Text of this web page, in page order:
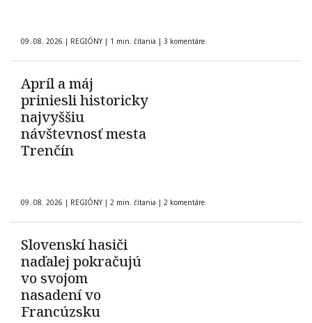
09. 08. 2026 | REGIÓNY | 1 min. čítania | 3 komentáre
Apríl a máj
priniesli historicky
najvyššiu
návštevnosť mesta
Trenčín
09. 08. 2026 | REGIÓNY | 2 min. čítania | 2 komentáre
Slovenskí hasiči
naďalej pokračujú
vo svojom
nasadení vo
Francúzsku